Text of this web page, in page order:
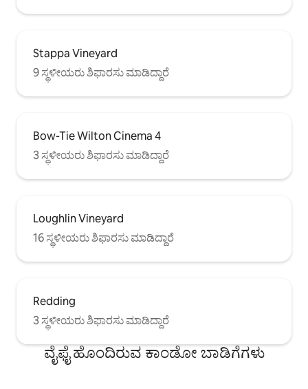
Stappa Vineyard
9 ಸ್ಥಳೀಯರು ಶಿಫಾರಸು ಮಾಡಿದ್ದಾರೆ
Bow-Tie Wilton Cinema 4
3 ಸ್ಥಳೀಯರು ಶಿಫಾರಸು ಮಾಡಿದ್ದಾರೆ
Loughlin Vineyard
16 ಸ್ಥಳೀಯರು ಶಿಫಾರಸು ಮಾಡಿದ್ದಾರೆ
Redding
3 ಸ್ಥಳೀಯರು ಶಿಫಾರಸು ಮಾಡಿದ್ದಾರೆ
ವೈಫೈ ಹೊಂದಿರುವ ಕಾಂಡೋ ಬಾಡಿಗೆಗಳು